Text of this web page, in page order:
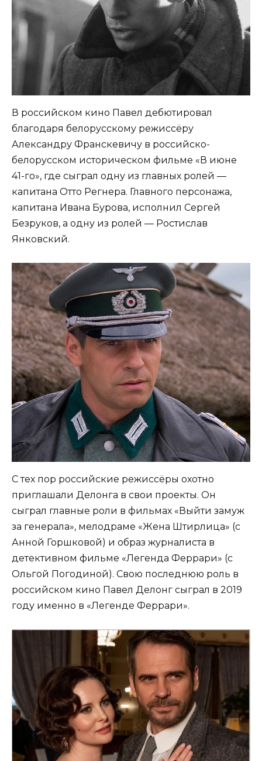
В российском кино Павел дебютировал
благодаря белорусскому режиссёру
Александру Франскевичу в российско-
белорусском историческом фильме «В июне
41-го», где сыграл одну из главных ролей —
капитана Отто Регнера. Главного персонажа,
капитана Ивана Бурова, исполнил Сергей
Безруков, а одну из ролей — Ростислав
Янковский.
С тех пор российские режиссёры охотно
приглашали Делонга в свои проекты. Он
сыграл главные роли в фильмах «Выйти замуж
за генерала», мелодраме «Жена Штирлица» (с
Анной Горшковой) и образ журналиста в
детективном фильме «Легенда Феррари» (с
Ольгой Погодиной). Свою последнюю роль в
российском кино Павел Делонг сыграл в 2019
году именно в «Легенде Феррари».